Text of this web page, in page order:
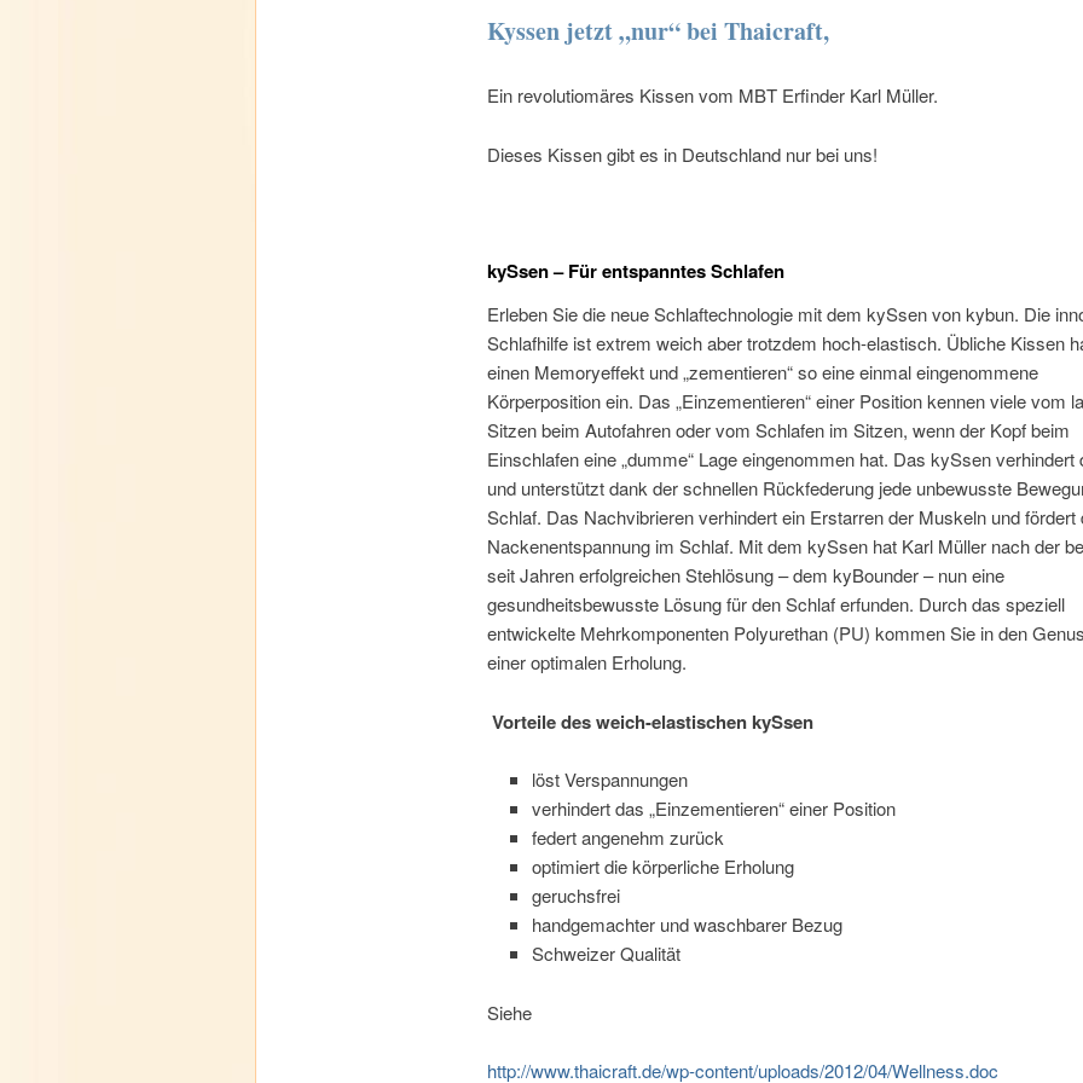
Kyssen jetzt „nur“ bei Thaicraft,
Ein revolutiomäres Kissen vom MBT Erfinder Karl Müller.
Dieses Kissen gibt es in Deutschland nur bei uns!
kySsen – Für entspanntes Schlafen
Erleben Sie die neue Schlaftechnologie mit dem kySsen von kybun. Die
Schlafhilfe ist extrem weich aber trotzdem hoch-elastisch. Übliche Kissen
einen Memoryeffekt und „zementieren“ so eine einmal eingenommene
Körperposition ein. Das „Einzementieren“ einer Position kennen viele vom
Sitzen beim Autofahren oder vom Schlafen im Sitzen, wenn der Kopf beim
Einschlafen eine „dumme“ Lage eingenommen hat. Das kySsen verhindert
und unterstützt dank der schnellen Rückfederung jede unbewusste
Schlaf. Das Nachvibrieren verhindert ein Erstarren der Muskeln und fördert
Nackenentspannung im Schlaf. Mit dem kySsen hat Karl Müller nach der
seit Jahren erfolgreichen Stehlösung – dem kyBounder – nun eine
gesundheitsbewusste Lösung für den Schlaf erfunden. Durch das speziell
entwickelte Mehrkomponenten Polyurethan (PU) kommen Sie in den
einer optimalen Erholung.
Vorteile des weich-elastischen kySsen
löst Verspannungen
verhindert das „Einzementieren“ einer Position
federt angenehm zurück
optimiert die körperliche Erholung
geruchsfrei
handgemachter und waschbarer Bezug
Schweizer Qualität
Siehe
http://www.thaicraft.de/wp-content/uploads/2012/04/Wellness.doc